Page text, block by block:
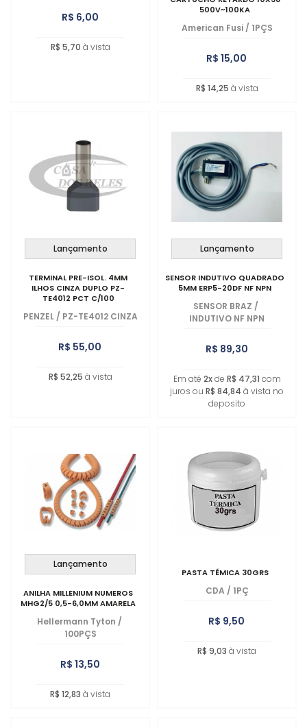
R$ 6,00
R$ 5,70 à vista
500V~100KA
American Fusi / 1PÇS
R$ 15,00
R$ 14,25 à vista
Lançamento
TERMINAL PRE-ISOL. 4MM
ILHOS CINZA DUPLO PZ-
TE4012 PCT C/100
PENZEL / PZ-TE4012 CINZA
R$ 55,00
R$ 52,25 à vista
Lançamento
SENSOR INDUTIVO QUADRADO
5MM ERP5-20DF NF NPN
SENSOR BRAZ /
INDUTIVO NF NPN
R$ 89,30
Em até 2xde R$ 47,31 com
juros ou R$ 84,84 à vista no
deposito
Lançamento
ANILHA MILLENIUM NUMEROS
MHG2/5 0,5-6,0MM AMARELA
Hellermann Tyton /
100PÇS
R$ 13,50
R$ 12,83 à vista
PASTA TÉMICA 30GRS
CDA / 1PÇ
R$ 9,50
R$ 9,03 à vista